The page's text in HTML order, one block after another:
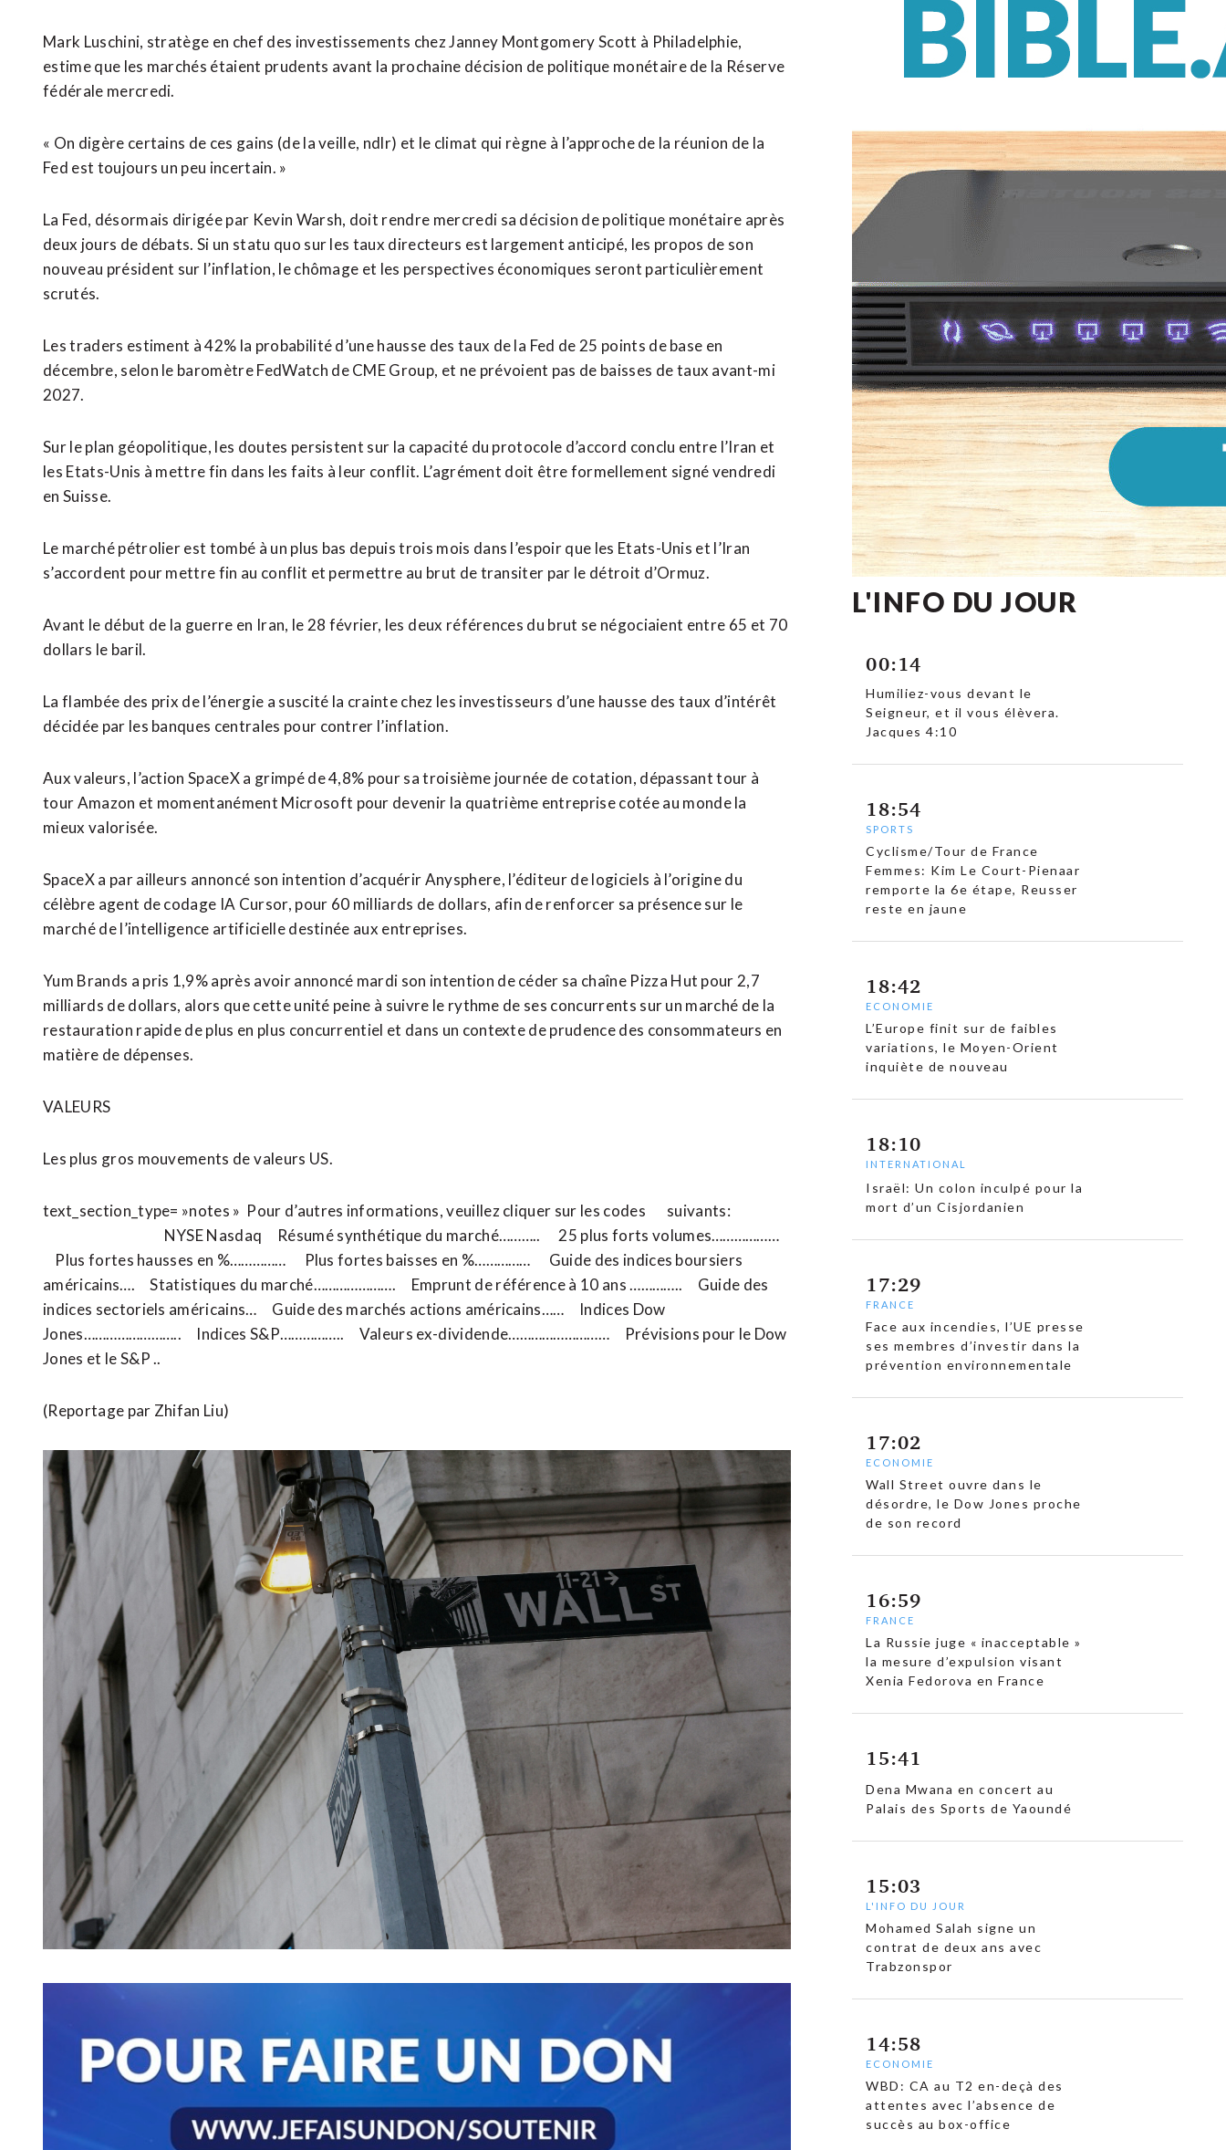
Mark Luschini, ‌stratège en chef des investissements ‌chez Janney Montgomery Scott à Philadelphie,
estime que les marchés étaient prudents avant la prochaine décision de politique monétaire de la Réserve
fédérale mercredi.
« On digère certains de ces gains (de la veille, ndlr) et le climat qui règne à l’approche de ​la réunion de la
Fed est toujours un peu incertain. »
La Fed, désormais dirigée par Kevin Warsh, doit rendre mercredi sa décision de politique monétaire après
deux jours de débats. Si un statu quo sur les taux directeurs est largement anticipé, les propos de son
nouveau président sur l’inflation, le chômage et les perspectives économiques seront particulièrement
scrutés.
Les traders estiment à 42% la probabilité d’une hausse des taux de la ⁠Fed de 25 points de base en
décembre, selon le baromètre FedWatch de CME Group, et ne prévoient pas de baisses ⁠de taux avant-mi
2027.
Sur le plan géopolitique, les doutes persistent sur la capacité du protocole d’accord conclu entre l’Iran et
les Etats-Unis à mettre fin dans les faits à leur conflit. L’agrément doit être formellement signé vendredi
en Suisse.
Le marché pétrolier est tombé à un plus bas depuis trois mois dans l’espoir que les Etats-Unis et l’Iran
s’accordent pour mettre fin au conflit et permettre au ⁠brut ‌de transiter par le détroit d’Ormuz.
Avant le début de la guerre en Iran, le 28 février, les ⁠deux références du brut se négociaient entre 65 et 70
dollars le baril.
La flambée ​des prix de l’énergie ​a suscité la crainte chez les investisseurs d’une hausse des taux d’intérêt
décidée par les banques centrales pour contrer l’inflation.
Aux valeurs, ​l’action SpaceX a grimpé de 4,8% pour sa troisième journée de cotation, dépassant tour à
tour Amazon et momentanément Microsoft pour devenir la quatrième entreprise cotée au monde la
‌mieux valorisée.
SpaceX a par ailleurs ​annoncé son intention d’acquérir Anysphere, l’éditeur de logiciels à l’origine du
célèbre agent de codage IA Cursor, pour 60 milliards de dollars, ​afin de renforcer sa présence sur le
marché de l’intelligence artificielle destinée aux entreprises.
Yum Brands a pris 1,9% après avoir annoncé mardi son intention de céder sa chaîne Pizza Hut pour 2,7
milliards de dollars, alors que cette unité peine à suivre le rythme de ses concurrents sur un marché de la
restauration rapide de plus en plus concurrentiel et dans un contexte de prudence des consommateurs en
matière de dépenses.
VALEURS
Les plus gros mouvements de ⁠valeurs US.
text_section_type= »notes » Pour d’autres informations, veuillez cliquer sur les codes suivants:
NYSE Nasdaq Résumé synthétique du marché……….. 25 plus forts volumes………………
Plus fortes hausses en %…………… Plus fortes baisses en %…………… Guide des indices boursiers
américains…. Statistiques du marché…………………. Emprunt de référence à 10 ans ………….. Guide des
indices ​sectoriels américains… Guide des marchés actions américains…… Indices Dow
Jones…………………….. Indices S&P…………….. Valeurs ex-dividende……………………… Prévisions pour le ​Dow
Jones et le S&P ..
(Reportage par Zhifan Liu)
L'INFO DU JOUR
00:14
Humiliez-vous devant le
Seigneur, et il vous élèvera.
Jacques 4:10
18:54
SPORTS
Cyclisme/Tour de France
Femmes: Kim Le Court-Pienaar
remporte la 6e étape, Reusser
reste en jaune
18:42
ECONOMIE
L’Europe finit sur de faibles
variations, le Moyen-Orient
inquiète de nouveau
18:10
INTERNATIONAL
Israël: Un colon inculpé pour la
mort d’un Cisjordanien
17:29
FRANCE
Face aux incendies, l’UE presse
ses membres d’investir dans la
prévention environnementale
17:02
ECONOMIE
Wall Street ouvre dans le
désordre, le Dow Jones proche
de son record
16:59
FRANCE
La Russie juge « inacceptable »
la mesure d’expulsion visant
Xenia Fedorova en France
15:41
Dena Mwana en concert au
Palais des Sports de Yaoundé
15:03
L'INFO DU JOUR
Mohamed Salah signe un
contrat de deux ans avec
Trabzonspor
14:58
ECONOMIE
WBD: CA au T2 en-deçà des
attentes avec l’absence de
succès au box-office